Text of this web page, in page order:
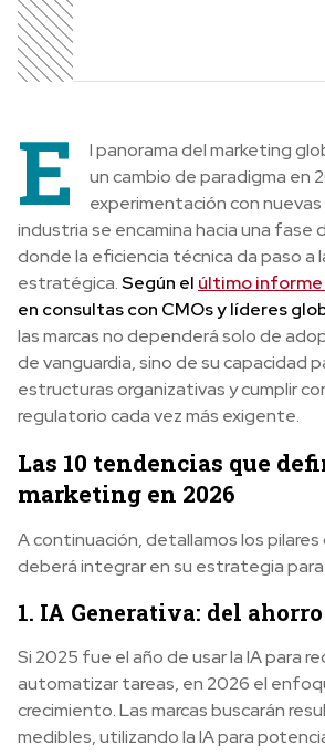
E
l panorama del marketing
un cambio de paradigma en
experimentación con
industria se encamina hacia una fase
donde la eficiencia técnica da paso a
estratégica.Según el último informe
en consultas con CMOs y líderes
las marcas no dependerá solo de
de vanguardia, sino de su capacidad
estructuras organizativas y cumplir
regulatorio cada vez más exigente.
Las 10 tendencias que
marketing en 2026
A continuación, detallamos los
deberá integrar en su estrategia para
1. IA Generativa: del
Si 2025 fue el año de usar la IA para
automatizar tareas, en 2026 el
crecimiento. Las marcas buscarán
medibles, utilizando la IA para